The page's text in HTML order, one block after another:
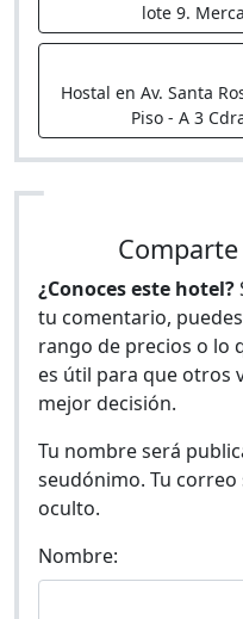
lote 9.
Hostal en Av. Santa
Piso - A 3
¿Conoces este hotel?
tu comentario,
rango de precios o lo
es útil para que otros
mejor decisión.
Tu nombre será
seudónimo. Tu
oculto.
Nombre: